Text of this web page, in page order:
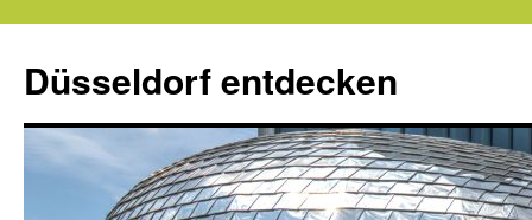
springen
Düsseldorf entdecken